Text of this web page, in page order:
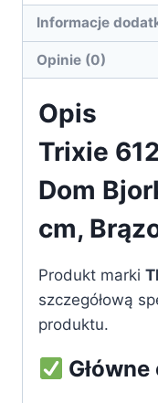
Bjork,
28
cm,
Brązowy
Informacje
Opinie (0)
Opis
Trixie
Dom
cm,
Produkt marki
szczegółową
produktu.